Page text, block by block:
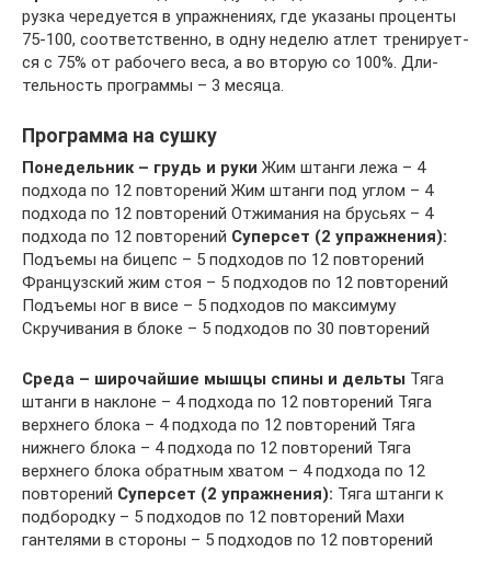
руз­ка че­ре­ду­ет­ся в уп­раж­не­ни­ях, где ука­за­ны про­цен­ты
75-100, со­от­вет­с­т­вен­но, в од­ну не­де­лю ат­лет тре­ни­ру­ет­
ся с 75% от ра­бо­че­го ве­са, а во вто­рую со 100%. Дли­
тель­ность прог­рам­мы – 3 ме­ся­ца.
Программа на сушку
Понедельник – грудь и руки Жим штанги лежа – 4
подхода по 12 повторений Жим штанги под углом – 4
подхода по 12 повторений Отжимания на брусьях – 4
подхода по 12 повторений Суперсет (2 упражнения):
Подъемы на бицепс – 5 подходов по 12 повторений
Французский жим стоя – 5 подходов по 12 повторений
Подъемы ног в висе – 5 подходов по максимуму
Скручивания в блоке – 5 подходов по 30 повторений
Среда – широчайшие мышцы спины и дельты Тяга
штанги в наклоне – 4 подхода по 12 повторений Тяга
верхнего блока – 4 подхода по 12 повторений Тяга
нижнего блока – 4 подхода по 12 повторений Тяга
верхнего блока обратным хватом – 4 подхода по 12
повторений Суперсет (2 упражнения): Тяга штанги к
подбородку – 5 подходов по 12 повторений Махи
гантелями в стороны – 5 подходов по 12 повторений